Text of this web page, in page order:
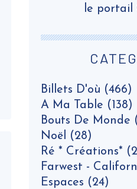
Billets D'où (466)
A Ma Table (138)
Bouts De Monde
Noël (28)
Ré * Créations*
Farwest -
Espaces (24)
le portail